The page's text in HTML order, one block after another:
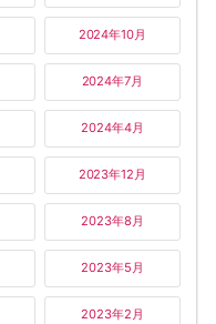
2024年10月
2024年7月
2024年4月
2023年12月
2023年8月
2023年5月
2023年2月